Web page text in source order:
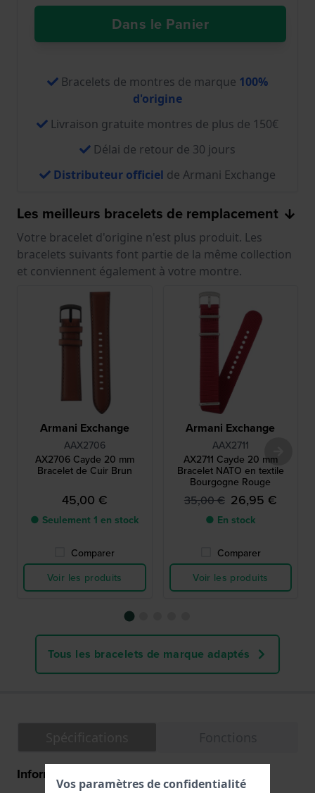
Dans le Panier
Bracelets de montres de marque 100%
d'origine
Livraison gratuite montres de plus de 150€
Délai de retour de 30 jours
Distributeur officiel de Armani Exchange
Les meilleurs bracelets de remplacement
Votre bracelet d'origine n'est plus produit. Les
bracelets suivants font partie de la même collection
et conviennent également à votre montre.
Armani Exchange
AAX2706
AX2706 Cayde 20 mm
Bracelet de Cuir Brun
45,00 €
● Seulement 1 en stock
Comparer
Voir les produits
Armani Exchange
AAX2711
AX2711 Cayde 20 mm
Bracelet NATO en textile
Bourgogne Rouge
35,00 € 26,95 €
● En stock
Comparer
Voir les produits
Tous les bracelets de marque adaptés
Information Générale
Vos paramètres de confidentialité